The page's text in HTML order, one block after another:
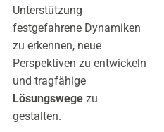
Unterstützung
festgefahrene Dynamiken
zu erkennen, neue
Perspektiven zu entwickeln
und tragfähige
Lösungswege zu
gestalten.